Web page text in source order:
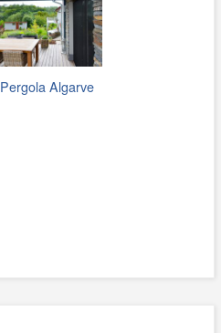
Pergola Algarve